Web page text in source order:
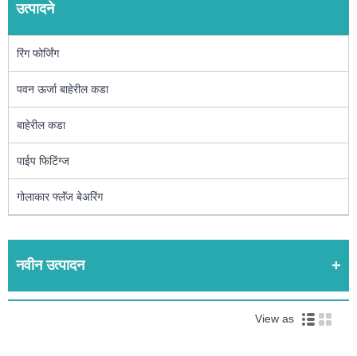
उत्पादने
रिंग फोर्जिंग
पवन ऊर्जा बाहेरील कडा
बाहेरील कडा
पाईप फिटिंग्ज
गोलाकार फ्लॅंज बेअरिंग
नवीन उत्पादन
View as